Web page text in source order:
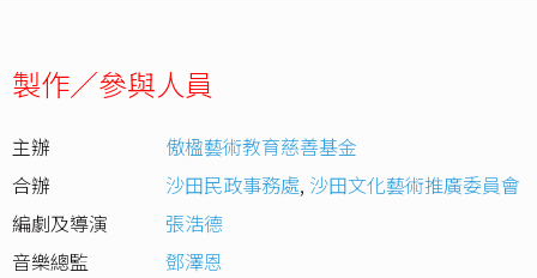
製作／參與人員
主辦
傲楹藝術教育慈善基金
合辦
沙田民政事務處, 沙田文化藝術推廣委員會
編劇及導演
張浩德
音樂總監
鄧澤恩